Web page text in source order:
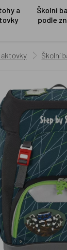
a
Školní
podle
aktovky Školní